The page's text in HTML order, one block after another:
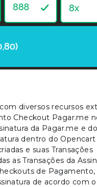
diversos recursos
Checkout Pagar.me
da Pagar.me e
dentro do Opencart
e suas Transações
as Transações da
de
de acordo com